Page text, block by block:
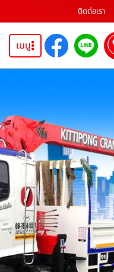
ติดต่อเรา
เมนู